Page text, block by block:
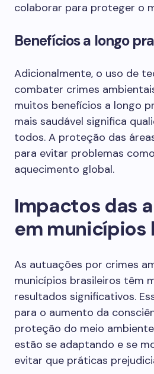
colaborar para proteger o
Benefícios a longo
Adicionalmente, o uso de
combater crimes
muitos benefícios a longo
mais saudável significa
todos. A proteção das
para evitar problemas
aquecimento global.
Impactos das
em municípios
As autuações por crimes
municípios brasileiros têm
resultados significativos.
para o aumento da
proteção do meio
estão se adaptando e se
evitar que práticas